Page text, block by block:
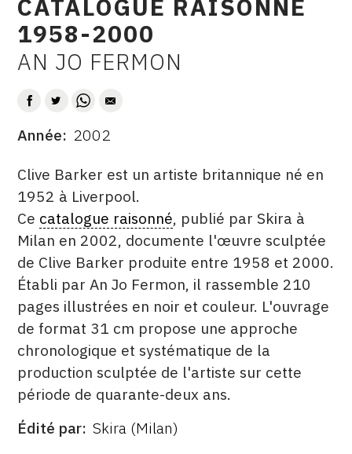
CONTACT
CGU
FACEBOOK
TWITTER
PINTEREST
CATALOGUE RAISONNÉ
1958-2000
AUTEUR
AN JO FERMON
DATE
Année 2002
DESCRITPTION
Clive Barker est un artiste britannique né en
1952 à Liverpool.
Ce catalogue raisonné, publié par Skira à
Milan en 2002, documente l'œuvre sculptée
de Clive Barker produite entre 1958 et 2000.
Établi par An Jo Fermon, il rassemble 210
pages illustrées en noir et couleur. L'ouvrage
de format 31 cm propose une approche
chronologique et systématique de la
production sculptée de l'artiste sur cette
période de quarante-deux ans.
ÉDITÉ
Édité par Skira (Milan)